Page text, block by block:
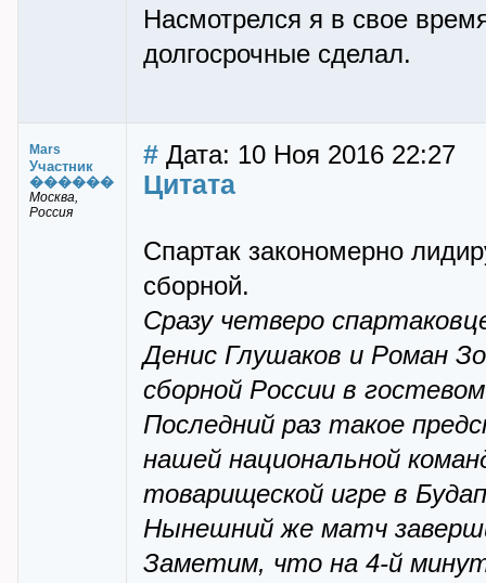
Насмотрелся я в свое
долгосрочные сделал.
Mars
Участник
������
Москва,
Россия
# Дата: 10 Ноя 2016 22:27
Цитата
Спартак закономерно
сборной.
Сразу четверо
Денис Глушаков и Роман
сборной России в
Последний раз такое
нашей национальной
товарищеской игре в
Нынешний же матч
Заметим, что на 4-й